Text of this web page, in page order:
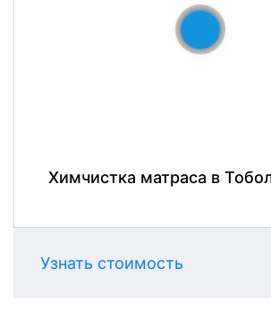
Химчистка матраса в
Узнать стоимость